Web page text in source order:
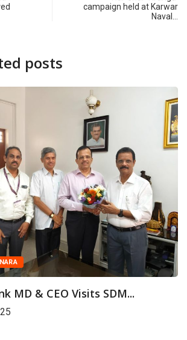
campaign held at Karwar
Naval…
posts
& CEO Visits SDM...